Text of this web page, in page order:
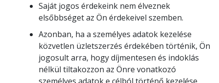
Saját jogos érdekeink nem élveznek
elsőbbséget az Ön érdekeivel szemben.
Azonban, ha a személyes adatok kezelése
közvetlen üzletszerzés érdekében történik, Ön
jogosult arra, hogy díjmentesen és indoklás
nélkül tiltakozzon az Önre vonatkozó